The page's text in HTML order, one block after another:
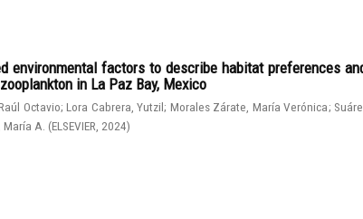
environmental factors to describe habitat preferences
in La Paz Bay, Mexico
Octavio;Lora Cabrera, Yutzil; Morales Zárate, María Verónica;
María A. (ELSEVIER, 2024)